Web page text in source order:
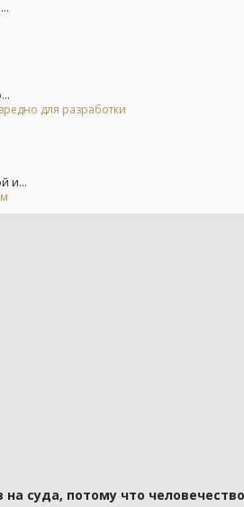
для разработки
и...
суда, потому что